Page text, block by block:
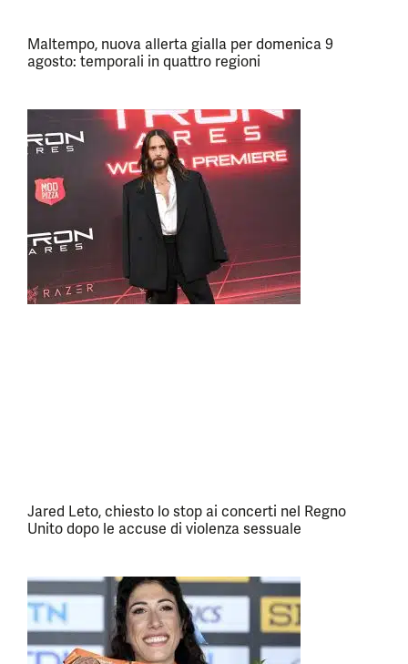
Maltempo, nuova allerta gialla per domenica 9
agosto: temporali in quattro regioni
Jared Leto, chiesto lo stop ai concerti nel Regno
Unito dopo le accuse di violenza sessuale